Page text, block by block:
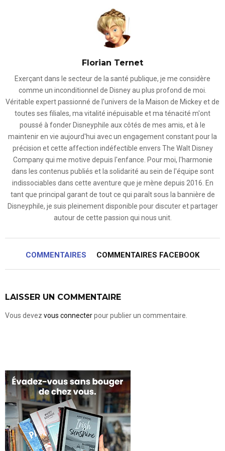
Florian Ternet
Exerçant dans le secteur de la santé publique, je me considère
comme un inconditionnel de Disney au plus profond de moi.
Véritable expert passionné de l'univers de la Maison de Mickey et de
toutes ses filiales, ma vitalité inépuisable et ma ténacité m'ont
poussé à fonder Disneyphile aux côtés de mes amis, et à le
maintenir en vie aujourd'hui avec un engagement constant pour la
précision et cette affection indéfectible envers The Walt Disney
Company qui me motive depuis l'enfance. Pour moi, l'harmonie
dans les contenus publiés et la solidarité au sein de l'équipe sont
indissociables dans cette aventure que je mène depuis 2016. En
tant que principal garant de tout ce qui paraît sous la bannière de
Disneyphile, je suis pleinement disponible pour discuter et partager
autour de cette passion qui nous unit.
COMMENTAIRES COMMENTAIRES FACEBOOK
LAISSER UN COMMENTAIRE
Vous devez vous connecterpour publier un commentaire.